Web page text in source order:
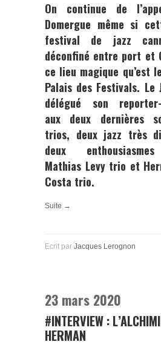
On continue de
Domergue même si
festival de jazz
déconfiné entre port et
ce lieu magique qu’est
Palais des Festivals. Le
délégué son reporter-
aux deux dernières
trios, deux jazz très
deux
Mathias Levy trio et
Costa trio.
Suite →
Ecrit par Jacques Lerognon
23 mars 2020
#INTERVIEW :
HERMAN